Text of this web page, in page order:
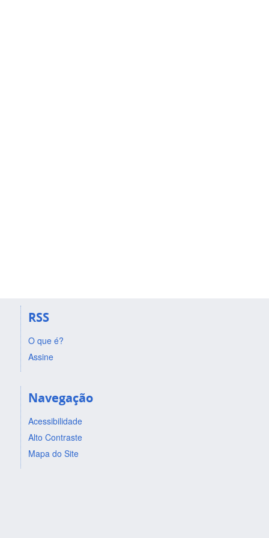
RSS
O que é?
Assine
Navegação
Acessibilidade
Alto Contraste
Mapa do Site